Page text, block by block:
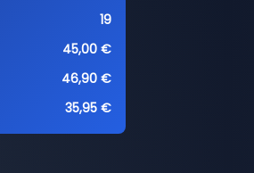
19
45,00 €
46,90 €
35,95 €